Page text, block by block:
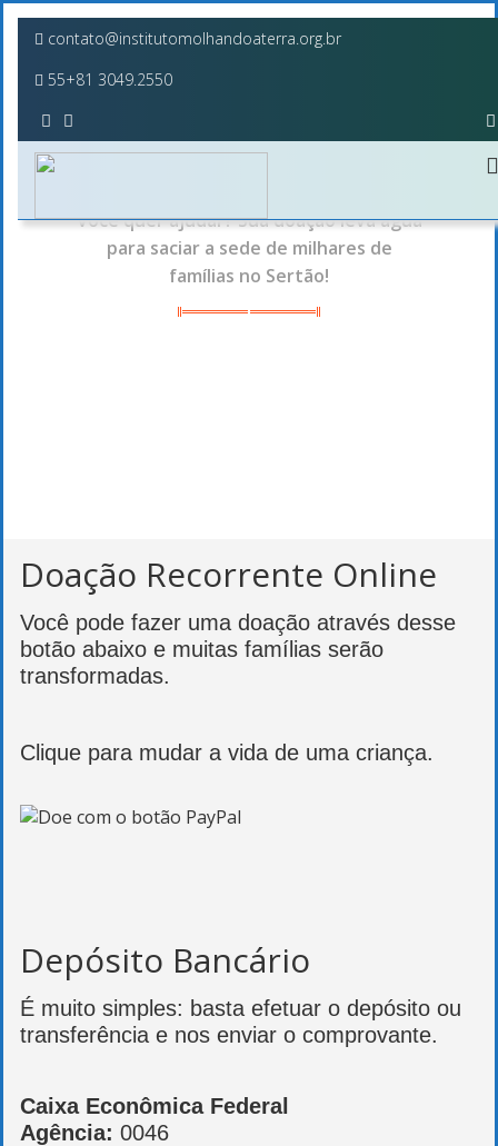
contato@institutomolhandoaterra.org.br
55+81 3049.2550
FORMAS DE DOAR
Você quer ajudar? Sua doação leva água
para saciar a sede de milhares de
famílias no Sertão!
Doação Recorrente Online
Você pode fazer uma doação através desse
botão abaixo e muitas famílias serão
transformadas.
Clique para mudar a vida de uma criança.
Depósito Bancário
É muito simples: basta efetuar o depósito ou
transferência e nos enviar o comprovante.
Caixa Econômica Federal
Agência: 0046